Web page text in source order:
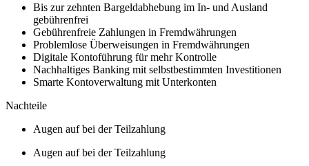
Bis zur zehnten Bargeldabhebung im In- und Ausland
gebührenfrei
Gebührenfreie Zahlungen in Fremdwährungen
Problemlose Überweisungen in Fremdwährungen
Digitale Kontoführung für mehr Kontrolle
Nachhaltiges Banking mit selbstbestimmten Investitionen
Smarte Kontoverwaltung mit Unterkonten
Nachteile
Augen auf bei der Teilzahlung
Augen auf bei der Teilzahlung